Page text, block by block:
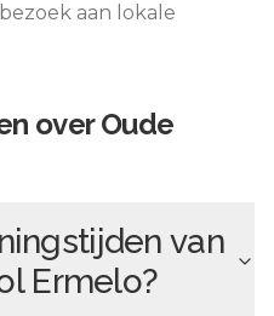
aan lokale
overOude
van
Ermelo?